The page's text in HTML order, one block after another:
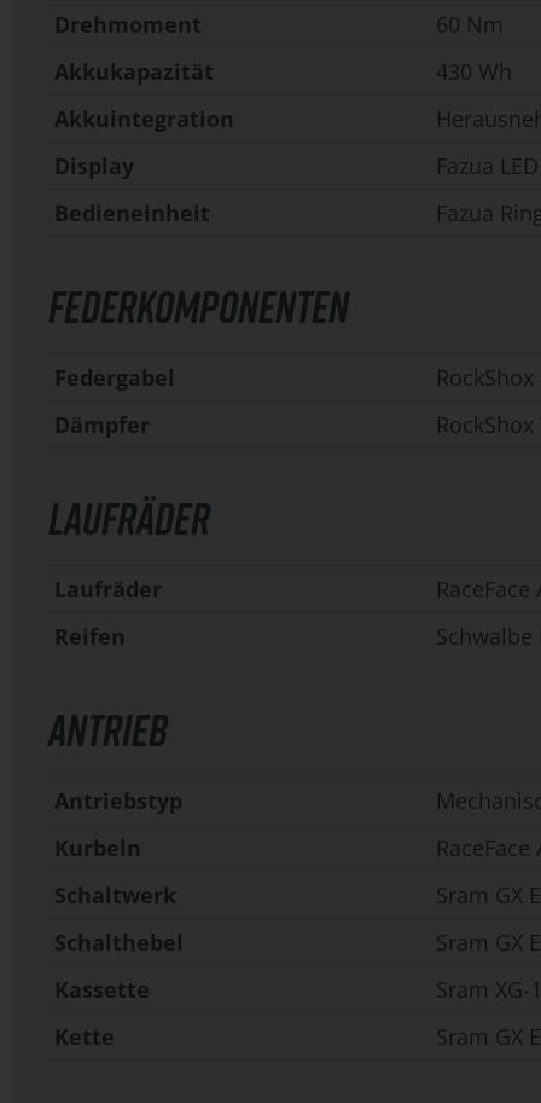
Drehmoment
60 Nm
Akkukapazität
430 Wh
Akkuintegration
Display
Fazua
Bedieneinheit
Fazua
FEDERKOMPONENTEN
Federgabel
Dämpfer
LAUFRÄDER
Laufräder
Reifen
ANTRIEB
Antriebstyp
Kurbeln
RaceFace
Schaltwerk
Sram GX
Schalthebel
Sram GX
Kassette
Sram XG-
Kette
Sram GX